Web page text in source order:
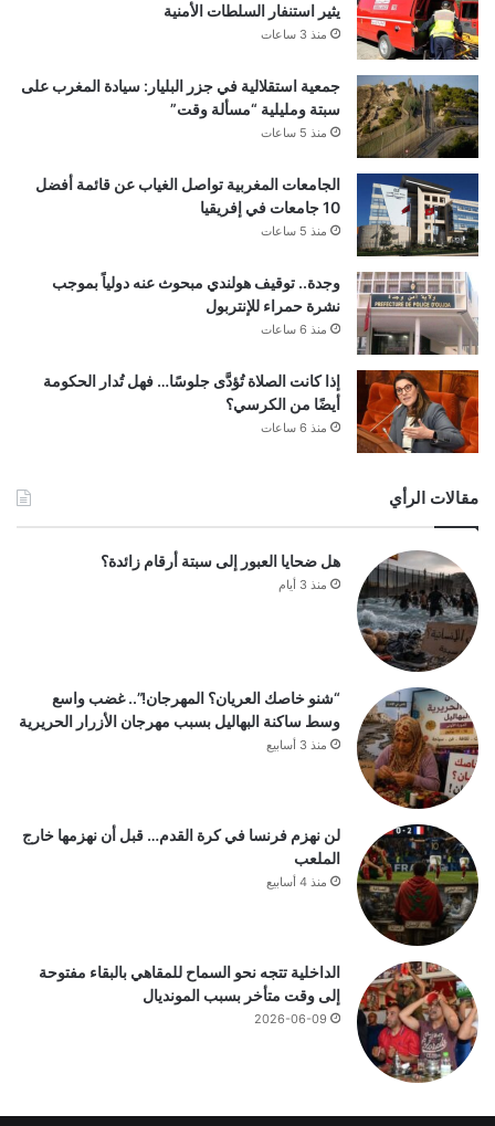
يثير استنفار السلطات الأمنية
منذ 3 ساعات
جمعية استقلالية في جزر البليار: سيادة المغرب على
سبتة ومليلية “مسألة وقت”
منذ 5 ساعات
الجامعات المغربية تواصل الغياب عن قائمة أفضل
10 جامعات في إفريقيا
منذ 5 ساعات
وجدة.. توقيف هولندي مبحوث عنه دولياً بموجب
نشرة حمراء للإنتربول
منذ 6 ساعات
إذا كانت الصلاة تُؤدَّى جلوسًا… فهل تُدار الحكومة
أيضًا من الكرسي؟
منذ 6 ساعات
مقالات الرأي
هل ضحايا العبور إلى سبتة أرقام زائدة؟
منذ 3 أيام
“شنو خاصك العريان؟ المهرجان!”.. غضب واسع
وسط ساكنة البهاليل بسبب مهرجان الأزرار الحريرية
منذ 3 أسابيع
لن نهزم فرنسا في كرة القدم… قبل أن نهزمها خارج
الملعب
منذ 4 أسابيع
الداخلية تتجه نحو السماح للمقاهي بالبقاء مفتوحة
إلى وقت متأخر بسبب المونديال
2026-06-09